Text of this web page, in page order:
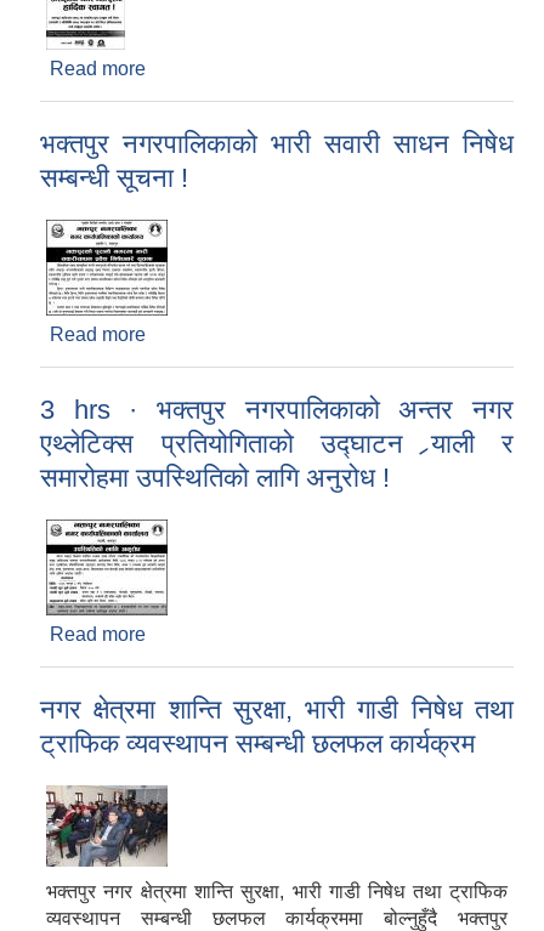
Read more
भक्तपुर नगरपालिकाको भारी सवारी साधन निषेध
सम्बन्धी सूचना !
Read more
3 hrs · भक्तपुर नगरपालिकाको अन्तर नगर
एथ्लेटिक्स प्रतियोगिताको उद्‍घाटन र्‍याली र
समारोहमा उपस्थितिको लागि अनुरोध !
Read more
नगर क्षेत्रमा शान्ति सुरक्षा, भारी गाडी निषेध तथा
ट्राफिक व्यवस्थापन सम्बन्धी छलफल कार्यक्रम
भक्तपुर नगर क्षेत्रमा शान्ति सुरक्षा, भारी गाडी निषेध तथा ट्राफिक
व्यवस्थापन सम्बन्धी छलफल कार्यक्रममा बोल्नुहुँदै भक्तपुर